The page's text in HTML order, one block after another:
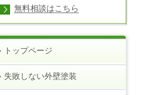
無料相談はこちら
トップページ
失敗しない外壁塗装